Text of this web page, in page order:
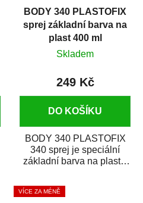
BODY 340 PLASTOFIX
sprej základní barva na
plast 400 ml
Skladem
249 Kč
DO KOŠÍKU
BODY 340 PLASTOFIX
340 sprej je speciální
základní barva na plasty,
vrchních...
VÍCE ZA MÉNĚ